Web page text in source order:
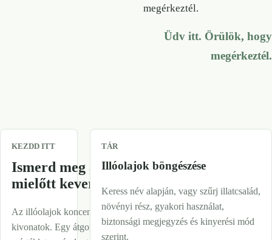
megérkeztél.
Üdv itt. Örülök, hogy
megérkeztél.
KEZDD ITT
Ismerd meg az alapokat,
mielőtt keverni kezdesz
Az illóolajok koncentrált növényi
kivonatok. Egy átgondolt rutin hígítással,
TÁR
Illóolajok böngészése
Keress név alapján, vagy szűrj illatcsalád,
növényi rész, gyakori használat,
biztonsági megjegyzés és kinyerési mód
szerint.